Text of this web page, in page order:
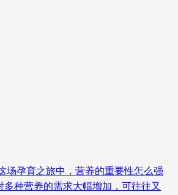
场孕育之旅中，营养的重要性怎么强
种营养的需求大幅增加，可往往又